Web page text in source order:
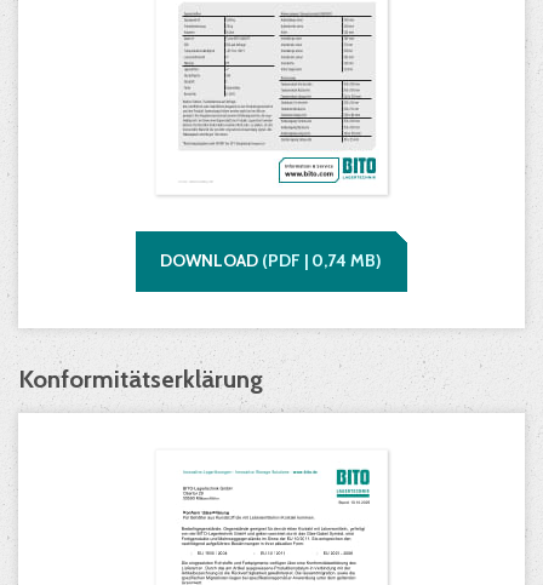
DOWNLOAD (PDF | 0,74 MB)
Konformitätserklärung